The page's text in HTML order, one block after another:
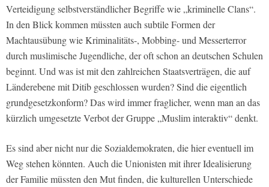
Verteidigung selbstverständlicher Begriffe wie „kriminelle Clans“.
In den Blick kommen müssten auch subtile Formen der
Machtausübung wie Kriminalitäts-, Mobbing- und Messerterror
durch muslimische Jugendliche, der oft schon an deutschen Schulen
beginnt. Und was ist mit den zahlreichen Staatsverträgen, die auf
Länderebene mit Ditib geschlossen wurden? Sind die eigentlich
grundgesetzkonform? Das wird immer fraglicher, wenn man an das
kürzlich umgesetzte Verbot der Gruppe „Muslim interaktiv“ denkt.
Es sind aber nicht nur die Sozialdemokraten, die hier eventuell im
Weg stehen könnten. Auch die Unionisten mit ihrer Idealisierung
der Familie müssten den Mut finden, die kulturellen Unterschiede